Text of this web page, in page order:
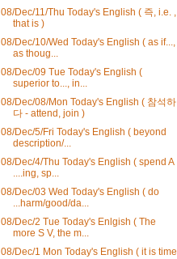
08/Dec/11/Thu Today's English ( 즉, i.e. ,
that is )
08/Dec/10/Wed Today's English ( as if...,
as thoug...
08/Dec/09 Tue Today's English (
superior to..., in...
08/Dec/08/Mon Today's English ( 참석하
다 - attend, join )
08/Dec/5/Fri Today's English ( beyond
description/...
08/Dec/4/Thu Today's English ( spend A
....ing, sp...
08/Dec/03 Wed Today's English ( do
...harm/good/da...
08/Dec/2 Tue Today's Enlgish ( The
more S V, the m...
08/Dec/1 Mon Today's English ( it is time